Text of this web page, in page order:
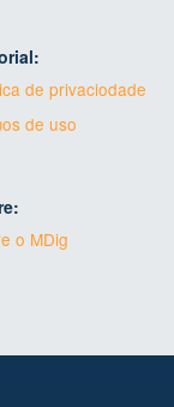
de privaciodade
de uso
o MDig